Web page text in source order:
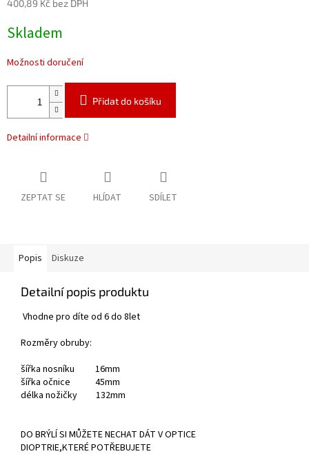
400,89 Kč bez DPH
cena:
Skladem
Možnosti doručení
Přidat do košíku
Detailní informace
ZEPTAT SE HLÍDAT SDÍLET
Popis Diskuze
Detailní popis produktu
Vhodne pro díte od 6 do 8let
Rozměry obruby:
šířka nosníku 16mm
šířka očnice 45mm
délka nožičky 132mm
DO BRÝLÍ SI MŮŽETE NECHAT DÁT V OPTICE
DIOPTRIE,KTERÉ POTŘEBUJETE